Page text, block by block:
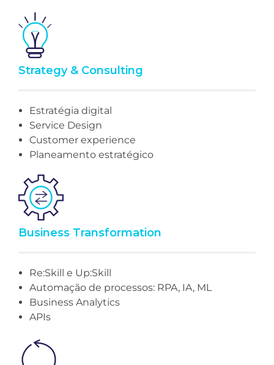
Strategy & Consulting
Estratégia digital
Service Design
Customer experience
Planeamento estratégico
Business Transformation
Re:Skill e Up:Skill
Automação de processos: RPA, IA, ML
Business Analytics
APIs